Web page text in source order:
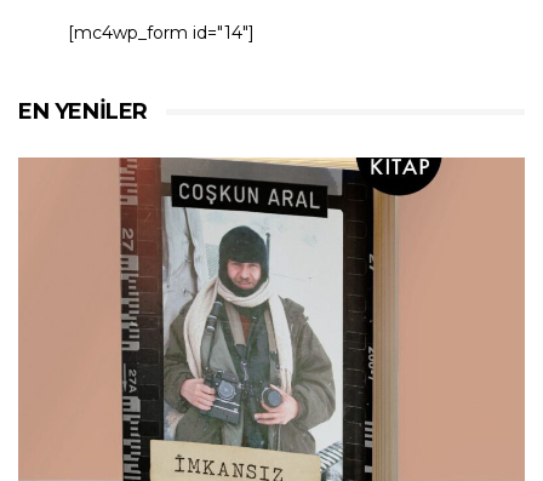
[mc4wp_form id="14"]
EN YENILER